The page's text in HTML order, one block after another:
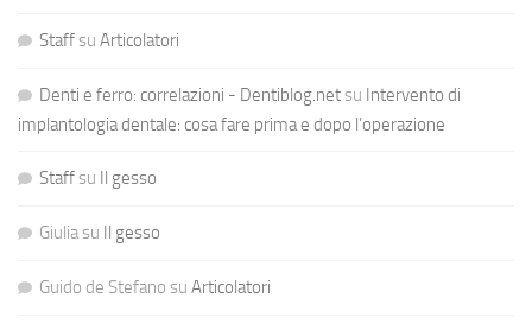
Staffsu Articolatori
Denti e ferro: correlazioni - Dentiblog.netsu Intervento di
implantologia dentale: cosa fare prima e dopo l’operazione
Staffsu Il gesso
Giuliasu Il gesso
Guido de Stefano su Articolatori